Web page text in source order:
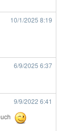
10/1/2025 8:19
6/9/2025 6:37
9/9/2022 6:41